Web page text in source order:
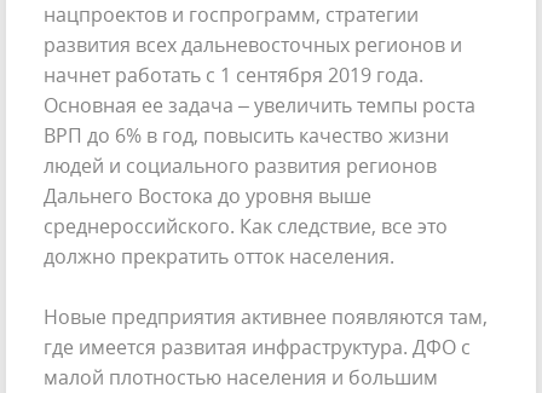
нацпроектов и госпрограмм, стратегии
развития всех дальневосточных регионов и
начнет работать с 1 сентября 2019 года.
Основная ее задача – увеличить темпы роста
ВРП до 6% в год, повысить качество жизни
людей и социального развития регионов
Дальнего Востока до уровня выше
среднероссийского. Как следствие, все это
должно прекратить отток населения.
Новые предприятия активнее появляются там,
где имеется развитая инфраструктура. ДФО с
малой плотностью населения и большим